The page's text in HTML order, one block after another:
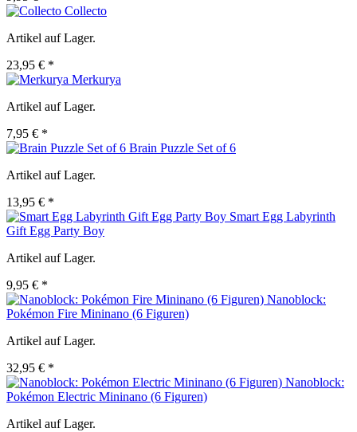
Collecto
Artikel auf Lager.
23,95 € *
Merkurya
Artikel auf Lager.
7,95 € *
Brain Puzzle Set of 6
Artikel auf Lager.
13,95 € *
Smart Egg Labyrinth
Gift Egg Party Boy
Artikel auf Lager.
9,95 € *
Nanoblock:
Pokémon Fire Mininano (6 Figuren)
Artikel auf Lager.
32,95 € *
Nanoblock:
Pokémon Electric Mininano (6 Figuren)
Artikel auf Lager.